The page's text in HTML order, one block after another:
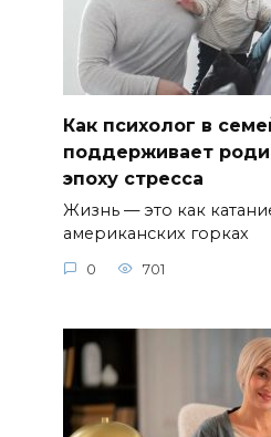
Как психолог в
поддерживает
эпоху стресса
Жизнь — это как
американских горках
0 701